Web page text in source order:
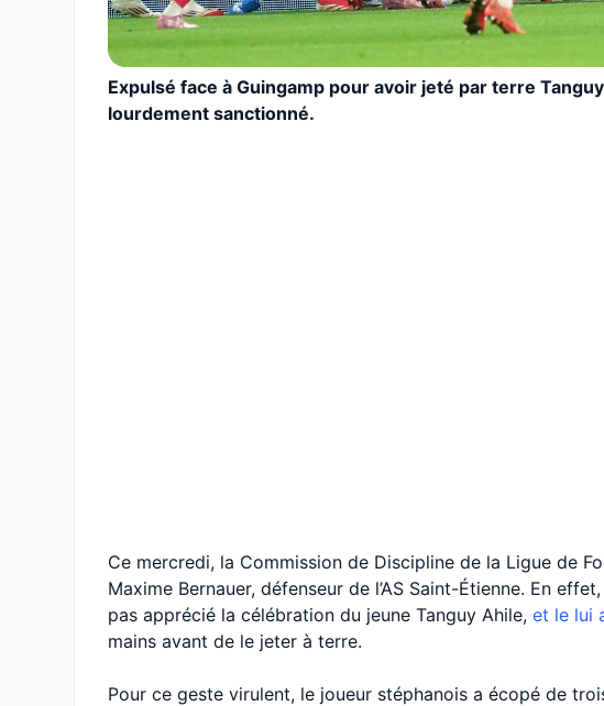
Expulsé face à Guingamp pour avoir jeté par terre
lourdement sanctionné.
Ce mercredi, la Commission de Discipline de la Ligue de
Maxime Bernauer, défenseur de l’AS Saint-Étienne. En
pas apprécié la célébration du jeune Tanguy Ahile, et le lui
mains avant de le jeter à terre.
Pour ce geste virulent, le joueur stéphanois a écopé de